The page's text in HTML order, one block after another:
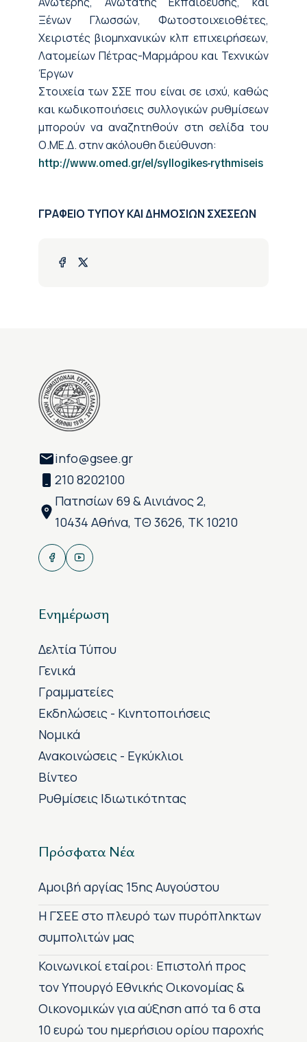
Ξένων Γλωσσών, Φωτοστοιχειοθέτες,
Χειριστές βιομηχανικών κλπ επιχειρήσεων,
Λατομείων Πέτρας-Μαρμάρου και Τεχνικών
Έργων
Στοιχεία των ΣΣΕ που είναι σε ισχύ, καθώς
και κωδικοποιήσεις συλλογικών ρυθμίσεων
μπορούν να αναζητηθούν στη σελίδα του
Ο.ΜΕ.Δ. στην ακόλουθη διεύθυνση:
http://www.omed.gr/el/syllogikes-rythmiseis
ΓΡΑΦΕΙΟ ΤΥΠΟΥ ΚΑΙ ΔΗΜΟΣΙΩΝ ΣΧΕΣΕΩΝ
info@gsee.gr
210 8202100
Πατησίων 69 & Αινιάνος 2,
10434 Αθήνα, ΤΘ 3626, ΤΚ 10210
Ενημέρωση
Δελτία Τύπου
Γενικά
Γραμματείες
Εκδηλώσεις - Κινητοποιήσεις
Νομικά
Ανακοινώσεις - Εγκύκλιοι
Βίντεο
Ρυθμίσεις Ιδιωτικότητας
Πρόσφατα Νέα
Αμοιβή αργίας 15ης Αυγούστου
H ΓΣΕΕ στο πλευρό των πυρόπληκτων
συμπολιτών μας
Κοινωνικοί εταίροι: Επιστολή προς
τον Υπουργό Εθνικής Οικονομίας &
Οικονομικών για αύξηση από τα 6 στα
10 ευρώ του ημερήσιου ορίου παροχής